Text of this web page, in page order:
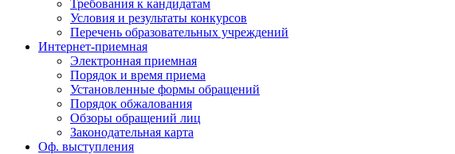
Требования к кандидатам
Условия и результаты конкурсов
Перечень образовательных учреждений
Интернет-приемная
Электронная приемная
Порядок и время приема
Установленные формы обращений
Порядок обжалования
Обзоры обращений лиц
Законодательная карта
Оф. выступления